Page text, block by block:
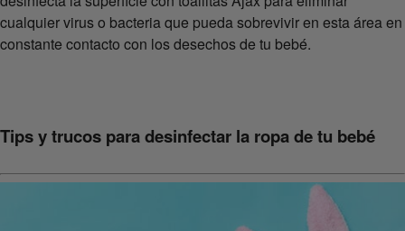
cualquier virus o bacteria que pueda sobrevivir en esta área en
constante contacto con los desechos de tu bebé.
Tips y trucos para desinfectar la ropa de tu bebé